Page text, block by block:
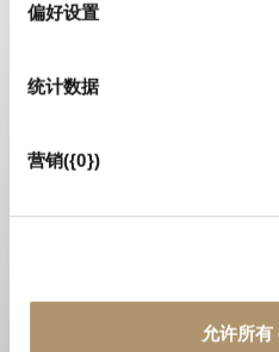
偏好设置
统计数据
营销({0})
允许所
Longhi 家具的巧妙运用强调了
念在每件产品的使用中得到了
心设计，以营造温馨独特的空间
验。 这是一个旨在促进起居区
性项目。
观看视频